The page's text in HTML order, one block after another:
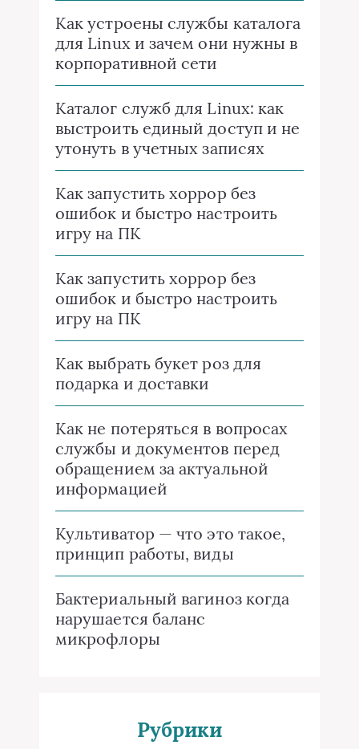
Как устроены службы каталога
для Linux и зачем они нужны в
корпоративной сети
Каталог служб для Linux: как
выстроить единый доступ и не
утонуть в учетных записях
Как запустить хоррор без
ошибок и быстро настроить
игру на ПК
Как запустить хоррор без
ошибок и быстро настроить
игру на ПК
Как выбрать букет роз для
подарка и доставки
Как не потеряться в вопросах
службы и документов перед
обращением за актуальной
информацией
Культиватор — что это такое,
принцип работы, виды
Бактериальный вагиноз когда
нарушается баланс
микрофлоры
Рубрики